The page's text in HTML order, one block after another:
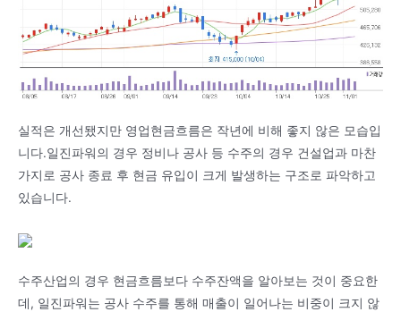
실적은 개선됐지만 영업현금흐름은 작년에 비해 좋지 않은 모습입
니다.일진파워의 경우 정비나 공사 등 수주의 경우 건설업과 마찬
가지로 공사 종료 후 현금 유입이 크게 발생하는 구조로 파악하고
있습니다.
수주산업의 경우 현금흐름보다 수주잔액을 알아보는 것이 중요한
데, 일진파워는 공사 수주를 통해 매출이 일어나는 비중이 크지 않